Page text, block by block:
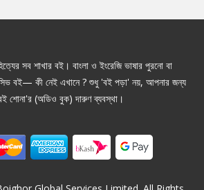
সব শাখার বই। বাংলা ও ইংরেজি ভাষার পুরনো বা
বই— কী নেই এখানে ? শুধু 'বই পড়া' নয়, আপনার জন্য
শোনা'র (অডিও বুক) দারুণ ব্যবস্থা।